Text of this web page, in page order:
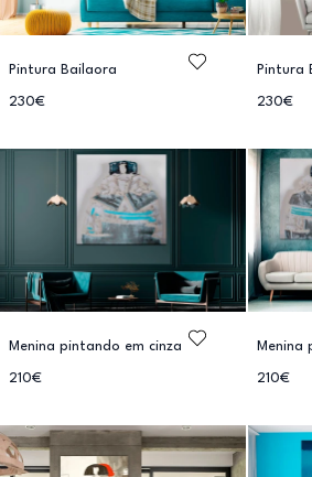
Pintura Bailaora
230€
Pintura
230€
Menina pintando em cinza
210€
Menina
210€